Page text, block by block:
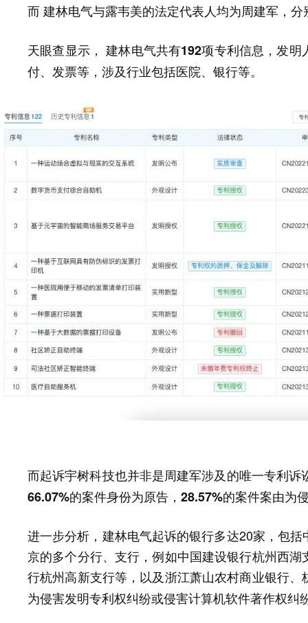
而 建林电气与露韦美的法定代表人均为周建军，
天眼查显示， 建林电气共有192项专利信息 ，发
付、发票等，涉及行业包括医院、银行等。
而起诉宇树科技也并非是周建军涉及的唯一专利诉
66.07%的案件身份为原告，28.57%的案件案由为
进一步分析，建林电气起诉的银行多达20家，包
京的多个分行、支行，例如中国建设银行杭州西
行杭州高新支行等，以及浙江萧山农村商业银行
为侵害发明专利权纠纷或侵害计算机软件著作权纠